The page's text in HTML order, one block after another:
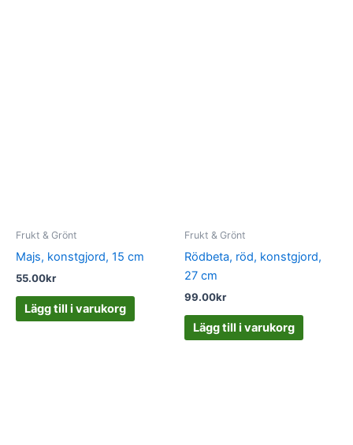
Frukt & Grönt
Majs, konstgjord, 15 cm
55.00kr
Lägg till i varukorg
Frukt & Grönt
Rödbeta, röd, konstgjord,
27 cm
99.00kr
Lägg till i varukorg